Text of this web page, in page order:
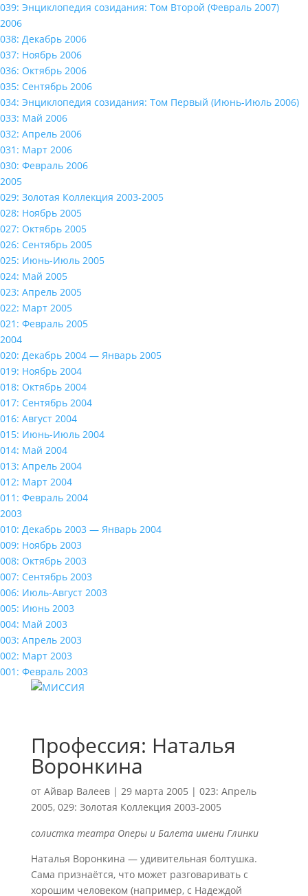
039: Энциклопедия созидания: Том Второй (Февраль 2007)
2006
038: Декабрь 2006
037: Ноябрь 2006
036: Октябрь 2006
035: Сентябрь 2006
034: Энциклопедия созидания: Том Первый (Июнь-Июль 2006)
033: Май 2006
032: Апрель 2006
031: Март 2006
030: Февраль 2006
2005
029: Золотая Коллекция 2003-2005
028: Ноябрь 2005
027: Октябрь 2005
026: Сентябрь 2005
025: Июнь-Июль 2005
024: Май 2005
023: Апрель 2005
022: Март 2005
021: Февраль 2005
2004
020: Декабрь 2004 — Январь 2005
019: Ноябрь 2004
018: Октябрь 2004
017: Сентябрь 2004
016: Август 2004
015: Июнь-Июль 2004
014: Май 2004
013: Апрель 2004
012: Март 2004
011: Февраль 2004
2003
010: Декабрь 2003 — Январь 2004
009: Ноябрь 2003
008: Октябрь 2003
007: Сентябрь 2003
006: Июль-Август 2003
005: Июнь 2003
004: Май 2003
003: Апрель 2003
002: Март 2003
001: Февраль 2003
Профессия: Наталья
Воронкина
от Айвар Валеев| 29 марта 2005 | 023: Апрель
2005, 029: Золотая Коллекция 2003-2005
солистка театра Оперы и Балета имени Глинки
Наталья Воронкина — удивительная болтушка.
Сама признаётся, что может разговаривать с
хорошим человеком (например, с Надеждой